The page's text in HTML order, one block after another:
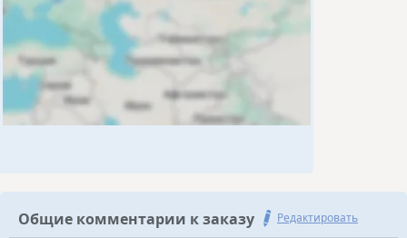
Общие комментарии к заказу Редактировать